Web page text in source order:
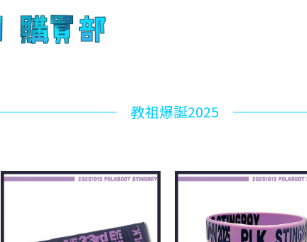
教祖爆誕2025